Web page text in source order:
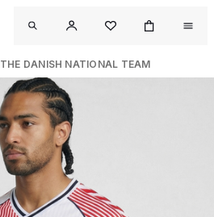
THE DANISH NATIONAL TEAM